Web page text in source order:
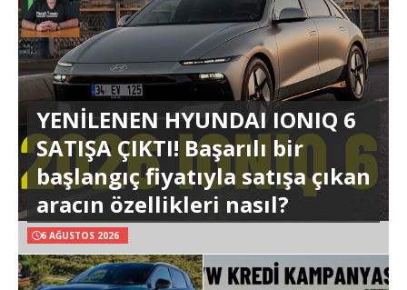
YENİLENEN HYUNDAI IONIQ 6
SATIŞA ÇIKTI! Başarılı bir
başlangıç fiyatıyla satışa çıkan
aracın özellikleri nasıl?
6 AĞUSTOS 2026